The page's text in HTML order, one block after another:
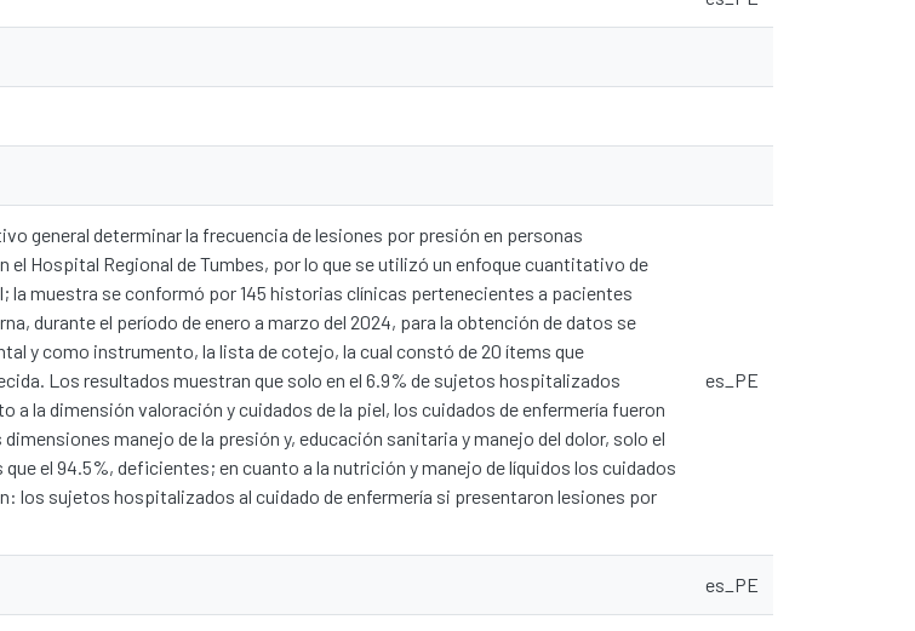
general determinar la frecuencia de lesiones por presión en personas
el Hospital Regional de Tumbes, por lo que se utilizó un enfoque cuantitativo de
la muestra se conformó por 145 historias clínicas pertenecientes a pacientes
durante el período de enero a marzo del 2024, para la obtención de datos se
y como instrumento, la lista de cotejo, la cual constó de 20 ítems que
Los resultados muestran que solo en el 6.9% de sujetos hospitalizados
la dimensión valoración y cuidados de la piel, los cuidados de enfermería fueron
manejo de la presión y, educación sanitaria y manejo del dolor, solo el
el 94.5%, deficientes; en cuanto a la nutrición y manejo de líquidos los cuidados
los sujetos hospitalizados al cuidado de enfermería si presentaron lesiones por
es_PE
es_PE